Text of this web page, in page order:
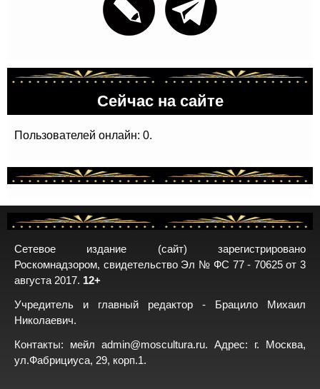
Сейчас на сайте
Пользователей онлайн: 0.
Сетевое издание (сайт) зарегистрировано
Роскомнадзором, свидетельство Эл № ФС 77 - 70625 от 3
августа 2017. 12+
Учредитель и главный редактор - Брацило Михаил
Николаевич.
Контакты: мейл admin@moscultura.ru. Адрес: г. Москва,
ул.Фабрициуса, 29, корп.1.